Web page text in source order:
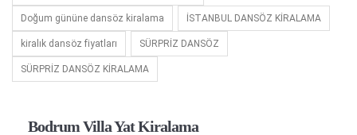
Doğum gününe dansöz kiralama İSTANBUL DANSÖZ KİRALAMA
kiralık dansöz fiyatları SÜRPRİZ DANSÖZ
SÜRPRİZ DANSÖZ KİRALAMA
Bodrum Villa Yat Kiralama